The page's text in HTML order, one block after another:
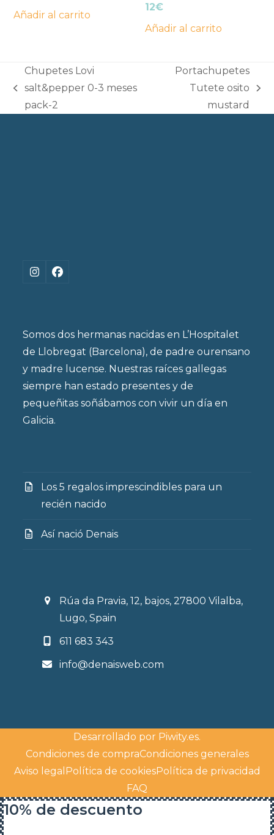
Añadir al carrito
12€
Añadir al carrito
previous
post:
Chupetes Lovi
salt&pepper 0-3 meses
pack-2
post:
Portachupetes
Tutete osito
mustard
Instagram
Facebook
Somos dos hermanas nacidas en L’Hospitalet
de Llobregat (Barcelona), de padre ourensano
y madre lucense. Nuestras raíces gallegas
siempre han estado presentes y de
pequeñitas soñábamos con vivir un día en
Galicia.
Los 5 regalos imprescindibles para un
recién nacido
Así nació Denais
Rúa da Pravia, 12, bajos, 27800 Vilalba,
Lugo, Spain
611 683 343
info@denaisweb.com
Desarrollado por Piwity.es.
Condiciones de compraCondiciones generales
Aviso legal Política de cookiesPolítica de privacidad
FAQ
10% de descuento